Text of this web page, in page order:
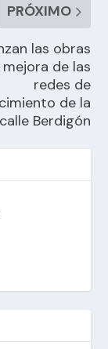
PRÓXIMO
las obras
mejora de las
redes de
de la
calle Berdigón